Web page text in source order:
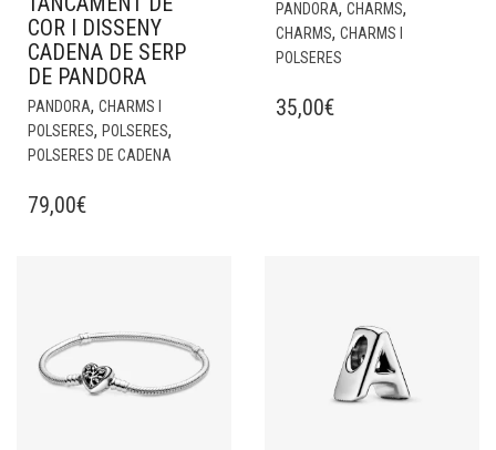
COR I DISSENY
CADENA DE SERP
DE PANDORA
PANDORA, CHARMS I
POLSERES, POLSERES,
POLSERES DE CADENA
79,00€
PANDORA, CHARMS,
CHARMS, CHARMS I
POLSERES
35,00€